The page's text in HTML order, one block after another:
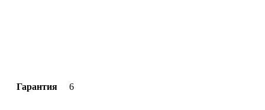
Гарантия 6